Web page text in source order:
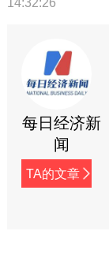
每日经济新
闻
TA的文章